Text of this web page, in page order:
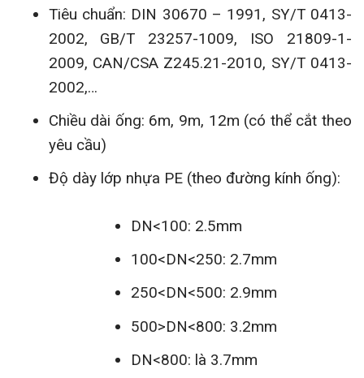
Tiêu chuẩn: DIN 30670 – 1991, SY/T 0413-
2002, GB/T 23257-1009, ISO 21809-1-
2009, CAN/CSA Z245.21-2010, SY/T 0413-
2002,…
Chiều dài ống: 6m, 9m, 12m (có thể cắt theo
yêu cầu)
Độ dày lớp nhựa PE (theo đường kính ống):
DN<100: 2.5mm
100<DN<250: 2.7mm
250<DN<500: 2.9mm
500>DN<800: 3.2mm
DN<800: là 3.7mm